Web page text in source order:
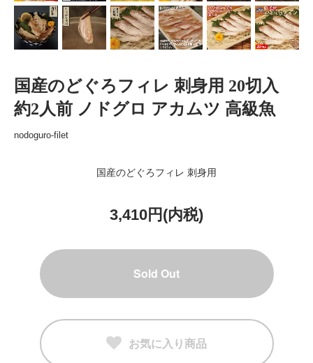
国産のどぐろフィレ 刺身用 20切入
約2人前 ノドグロ アカムツ 高級魚
nodoguro-filet
国産のどぐろフィレ 刺身用
3,410円(内税)
Sold Out
お気に入り商品